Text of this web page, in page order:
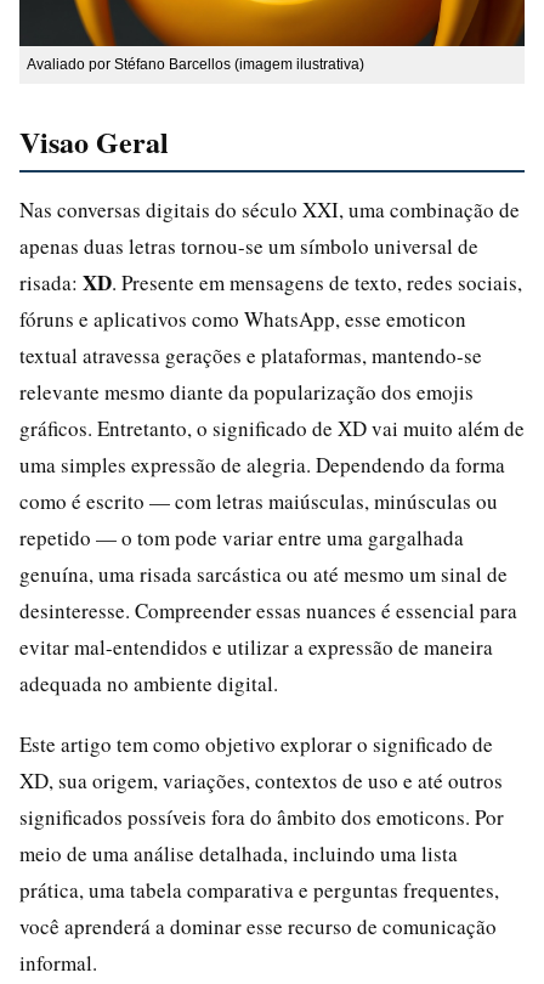
Avaliado por Stéfano Barcellos (imagem ilustrativa)
Visao Geral
Nas conversas digitais do século XXI, uma combinação de
apenas duas letras tornou-se um símbolo universal de
risada: XD. Presente em mensagens de texto, redes sociais,
fóruns e aplicativos como WhatsApp, esse emoticon
textual atravessa gerações e plataformas, mantendo-se
relevante mesmo diante da popularização dos emojis
gráficos. Entretanto, o significado de XD vai muito além de
uma simples expressão de alegria. Dependendo da forma
como é escrito — com letras maiúsculas, minúsculas ou
repetido — o tom pode variar entre uma gargalhada
genuína, uma risada sarcástica ou até mesmo um sinal de
desinteresse. Compreender essas nuances é essencial para
evitar mal-entendidos e utilizar a expressão de maneira
adequada no ambiente digital.
Este artigo tem como objetivo explorar o significado de
XD, sua origem, variações, contextos de uso e até outros
significados possíveis fora do âmbito dos emoticons. Por
meio de uma análise detalhada, incluindo uma lista
prática, uma tabela comparativa e perguntas frequentes,
você aprenderá a dominar esse recurso de comunicação
informal.